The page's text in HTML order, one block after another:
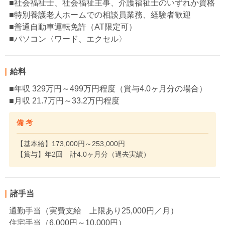
■社会福祉士、社会福祉主事、介護福祉士のいずれか資格
■特別養護老人ホームでの相談員業務、経験者歓迎
■普通自動車運転免許（AT限定可）
■パソコン〈ワード、エクセル〉
給料
■年収 329万円～499万円程度（賞与4.0ヶ月分の場合）
■月収 21.7万円～33.2万円程度
備 考
【基本給】173,000円～253,000円
【賞与】年2回 計4.0ヶ月分（過去実績）
諸手当
通勤手当（実費支給 上限あり25,000円／月）
住宅手当（6,000円～10,000円）